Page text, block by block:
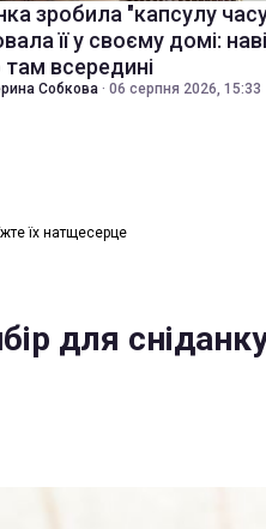
зробила "капсулу
її у своєму домі:
всередині
Собкова · 06 серпня 2026, 15:33
їх натщесерце
для